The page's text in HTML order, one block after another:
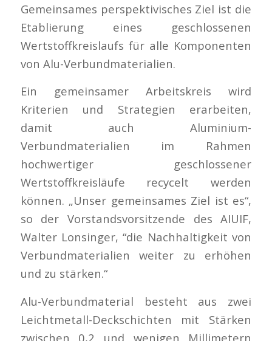
Gemeinsames perspektivisches Ziel ist die
Etablierung eines geschlossenen
Wertstoffkreislaufs für alle Komponenten
von Alu-Verbundmaterialien.
Ein gemeinsamer Arbeitskreis wird
Kriterien und Strategien erarbeiten,
damit auch Aluminium-
Verbundmaterialien im Rahmen
hochwertiger geschlossener
Wertstoffkreisläufe recycelt werden
können. „Unser gemeinsames Ziel ist es“,
so der Vorstandsvorsitzende des AIUIF,
Walter Lonsinger, “die Nachhaltigkeit von
Verbundmaterialien weiter zu erhöhen
und zu stärken.“
Alu-Verbundmaterial besteht aus zwei
Leichtmetall-Deckschichten mit Stärken
zwischen 0,2 und wenigen Millimetern